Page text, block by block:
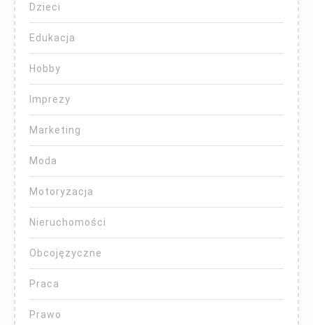
Dzieci
Edukacja
Hobby
Imprezy
Marketing
Moda
Motoryzacja
Nieruchomości
Obcojęzyczne
Praca
Prawo